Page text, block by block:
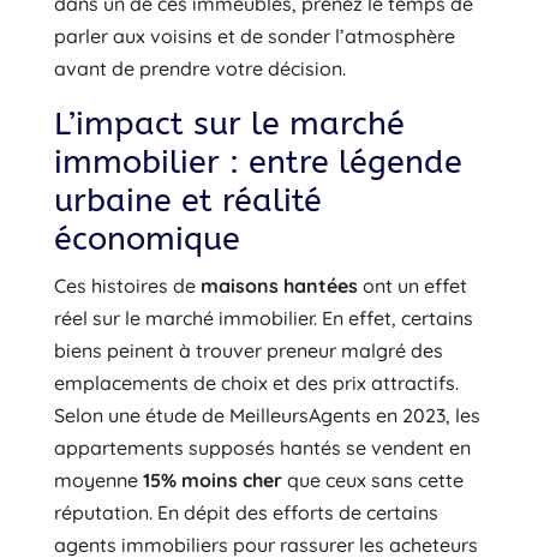
parler aux voisins et de sonder l’atmosphère
avant de prendre votre décision.
L’impact sur le marché
immobilier : entre légende
urbaine et réalité
économique
Ces histoires de maisons hantéesont un effet
réel sur le marché immobilier. En effet, certains
biens peinent à trouver preneur malgré des
emplacements de choix et des prix attractifs.
Selon une étude de MeilleursAgents en 2023, les
appartements supposés hantés se vendent en
moyenne 15% moins cherque ceux sans cette
réputation. En dépit des efforts de certains
agents immobiliers pour rassurer les acheteurs